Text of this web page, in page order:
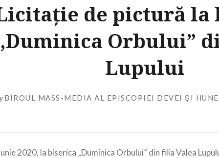
de pictură la
Orbului”
Lupului
BIROUL MASS-MEDIA AL EPISCOPIEI DEVEI ȘI
2020, la biserica „Duminica Orbului” din filia Valea